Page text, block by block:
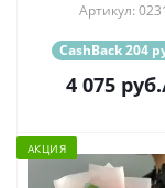
Артикул:
CashBack 204
4 075руб.
АКЦИЯ